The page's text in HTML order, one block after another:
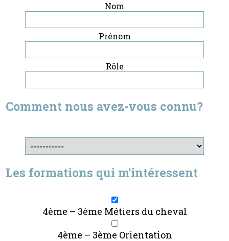
Nom
Prénom
Rôle
Comment nous avez-vous connu?
Les formations qui m'intéressent
4ème – 3ème Métiers du cheval
4ème – 3ème Orientation